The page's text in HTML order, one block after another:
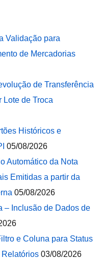
Validação para
de Mercadorias
de Transferência
Lote de Troca
Históricos e
05/08/2026
Automático da Nota
Emitidas a partir da
05/08/2026
– Inclusão de Dados de
e Coluna para Status
03/08/2026